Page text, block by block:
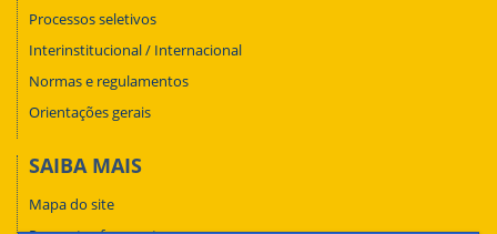
Processos seletivos
Interinstitucional / Internacional
Normas e regulamentos
Orientações gerais
SAIBA MAIS
Mapa do site